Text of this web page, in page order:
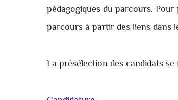
pédagogiques du parcours.
parcours à partir des liens dans
La présélection des candidats